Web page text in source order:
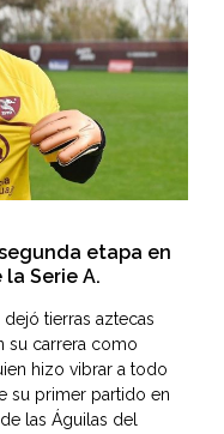
etapa en
Serie A.
tierras aztecas
su carrera como
hizo vibrar a todo
su primer partido en
las Águilas del